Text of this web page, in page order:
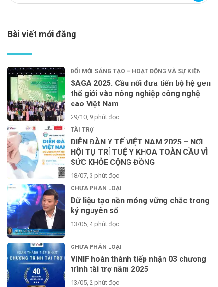
Bài viết mới đăng
ĐỔI MỚI SÁNG TẠO – HOẠT ĐỘNG VÀ SỰ KIỆN
SAGA 2025: Cầu nối đưa tiến bộ hệ gen
thế giới vào nông nghiệp công nghệ
cao Việt Nam
29/10, 9 phút đọc
TÀI TRỢ
DIỄN ĐÀN Y TẾ VIỆT NAM 2025 – NƠI
HỘI TỤ TRÍ TUỆ Y KHOA TOÀN CẦU VÌ
SỨC KHỎE CỘNG ĐỒNG
18/07, 3 phút đọc
CHƯA PHÂN LOẠI
Dữ liệu tạo nền móng vững chắc trong
kỷ nguyên số
13/05, 4 phút đọc
CHƯA PHÂN LOẠI
VINIF hoàn thành tiếp nhận 03 chương
trình tài trợ năm 2025
13/05, 2 phút đọc